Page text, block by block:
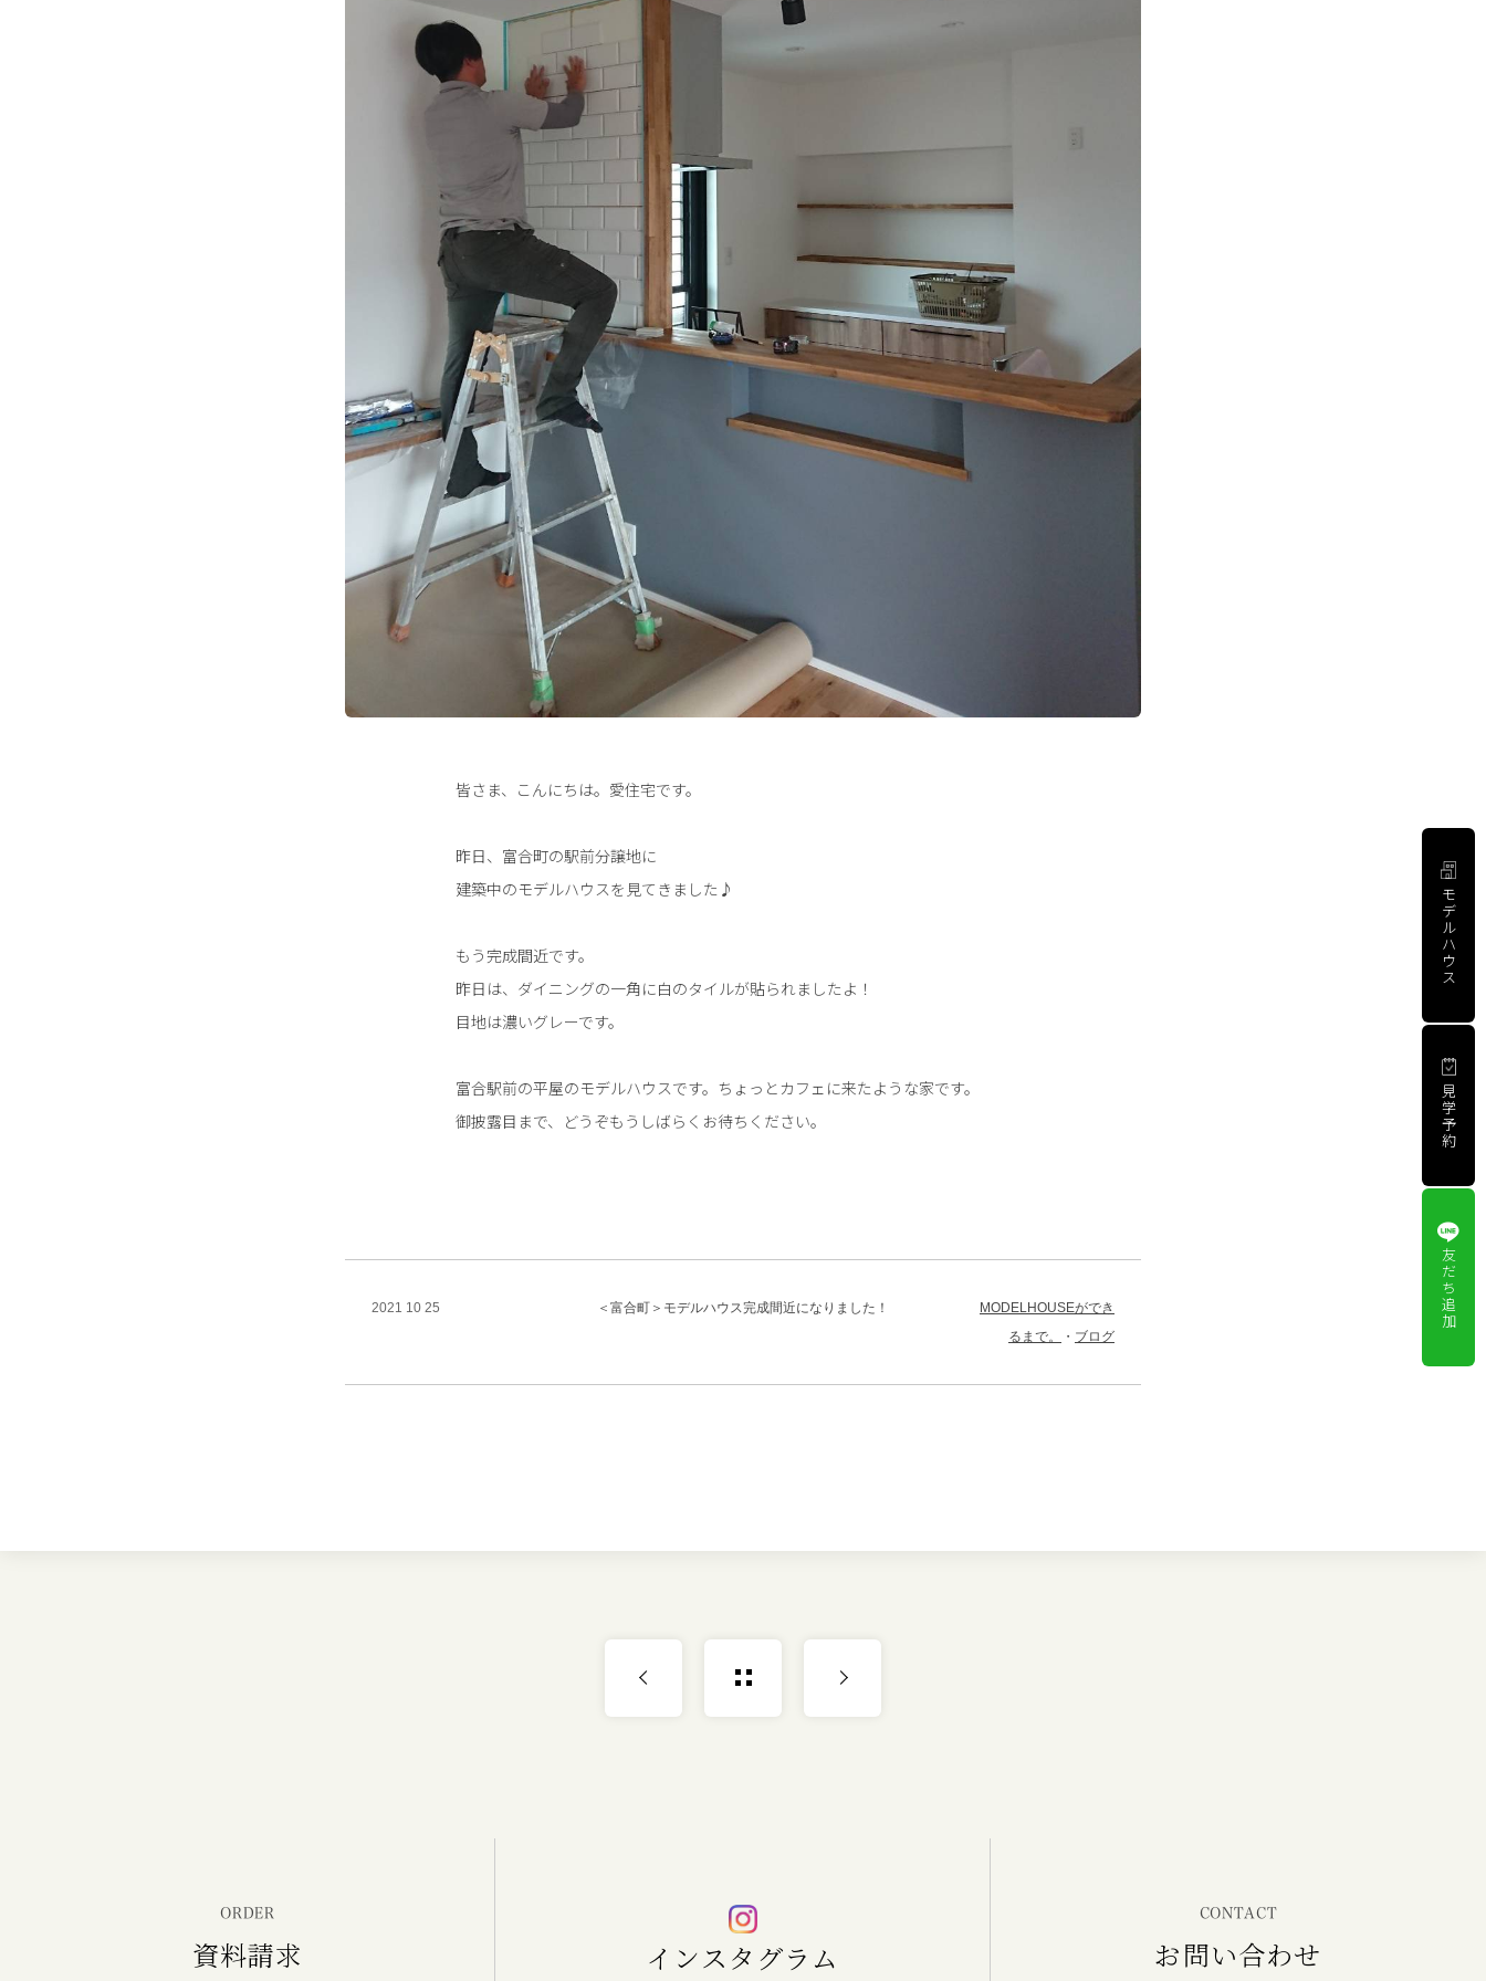
皆さま、こんにちは。愛住宅です。
昨日、富合町の駅前分譲地に
建築中のモデルハウスを見てきました♪
もう完成間近です。
昨日は、ダイニングの一角に白のタイルが貼られましたよ！
目地は濃いグレーです。
富合駅前の平屋のモデルハウスです。ちょっとカフェに来たような家です。
御披露目まで、どうぞもうしばらくお待ちください。
2021 10 25 ＜富合町＞モデルハウス完成間近になりました！
MODELHOUSEができ
るまで。
ブログ
モ
デ
ル
ハ
ウ
ス
見
学
予
約
友
だ
ち
追
加
ORDER
資料請求 インスタグラム
CONTACT
お問い合わせ